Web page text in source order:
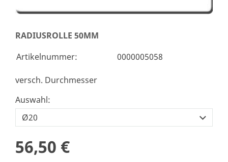
RADIUSROLLE 50MM
Artikelnummer:
0000005058
versch. Durchmesser
Auswahl:
56,50 €